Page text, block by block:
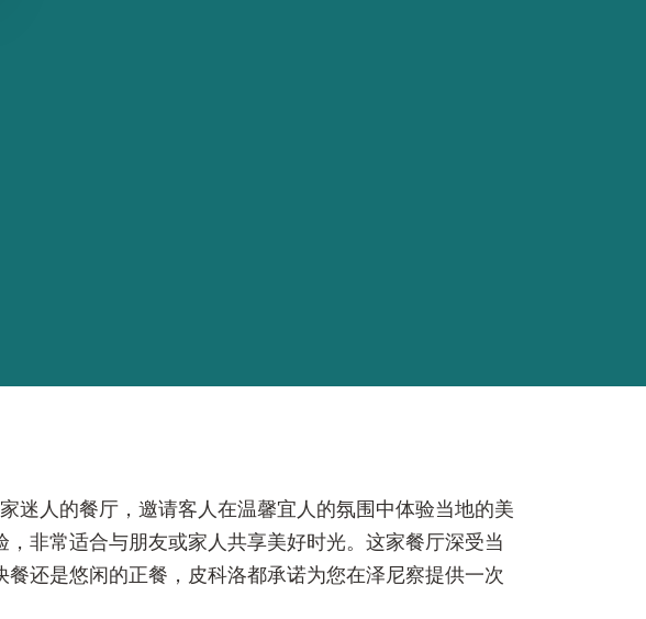
人的餐厅，邀请客人在温馨宜人的氛围中体验当地的美
非常适合与朋友或家人共享美好时光。这家餐厅深受当
还是悠闲的正餐，皮科洛都承诺为您在泽尼察提供一次